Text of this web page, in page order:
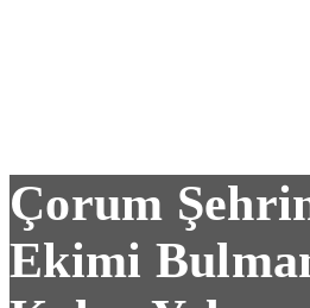
Çorum
Ekimi